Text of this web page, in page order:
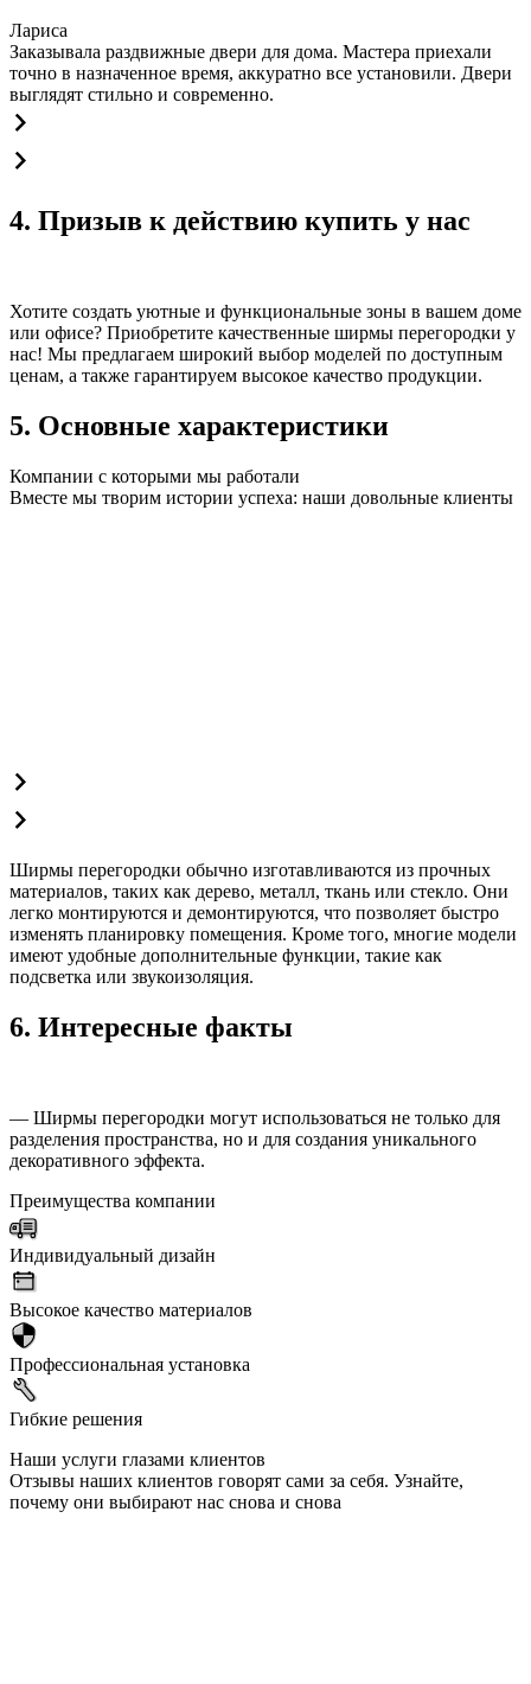
Лариса
Заказывала раздвижные двери для дома. Мастера приехали
точно в назначенное время, аккуратно все установили. Двери
выглядят стильно и современно.
4. Призыв к действию купить у нас
Хотите создать уютные и функциональные зоны в вашем доме
или офисе? Приобретите качественные ширмы перегородки у
нас! Мы предлагаем широкий выбор моделей по доступным
ценам, а также гарантируем высокое качество продукции.
5. Основные характеристики
Компании с которыми мы работали
Вместе мы творим истории успеха: наши довольные клиенты
Ширмы перегородки обычно изготавливаются из прочных
материалов, таких как дерево, металл, ткань или стекло. Они
легко монтируются и демонтируются, что позволяет быстро
изменять планировку помещения. Кроме того, многие модели
имеют удобные дополнительные функции, такие как
подсветка или звукоизоляция.
6. Интересные факты
— Ширмы перегородки могут использоваться не только для
разделения пространства, но и для создания уникального
декоративного эффекта.
Преимущества компании
Индивидуальный дизайн
Высокое качество материалов
Профессиональная установка
Гибкие решения
Наши услуги глазами клиентов
Отзывы наших клиентов говорят сами за себя. Узнайте,
почему они выбирают нас снова и снова